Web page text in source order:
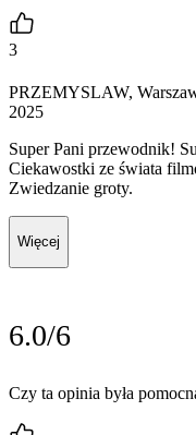
3
PRZEMYSLAW,
2025
Super Pani przewodnik!
Ciekawostki ze świata
Zwiedzanie groty.
Więcej
6.0/6
Czy ta opinia była